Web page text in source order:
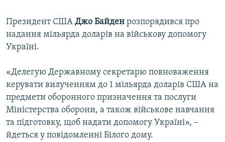
Усі сайти RFE/RL
Президент США Джо Байден розпорядився про
надання мільярда доларів на військову допомогу
Україні.
«Делегую Державному секретарю повноваження
керувати вилученням до 1 мільярда доларів США на
предмети оборонного призначення та послуги
Міністерства оборони, а також військове навчання
та підготовку, щоб надати допомогу Україні», –
йдеться у повідомленні Білого дому.